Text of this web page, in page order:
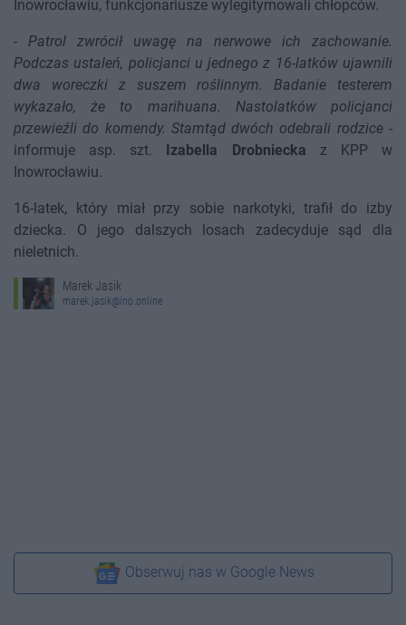
Inowrocławiu, funkcjonariusze wylegitymowali chłopców.
- Patrol zwrócił uwagę na nerwowe ich zachowanie.
Podczas ustaleń, policjanci u jednego z 16-latków ujawnili
dwa woreczki z suszem roślinnym. Badanie testerem
wykazało, że to marihuana. Nastolatków policjanci
przewieźli do komendy. Stamtąd dwóch odebrali rodzice-
informuje asp. szt.
Izabella Drobniecka z KPP w
Inowrocławiu.
16-latek, który miał przy sobie narkotyki, trafił do izby
dziecka. O jego dalszych losach zadecyduje sąd dla
nieletnich.
Marek Jasik
marek.jasik@ino.online
Obserwuj nas w Google News